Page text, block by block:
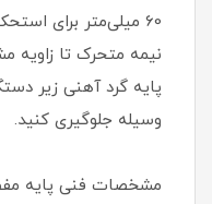
60 میلی‌متر برای
نیمه متحرک تا زاویه
پایه گرد آهنی زیر
وسیله جلوگیری کنید.
مشخصات فنی پایه